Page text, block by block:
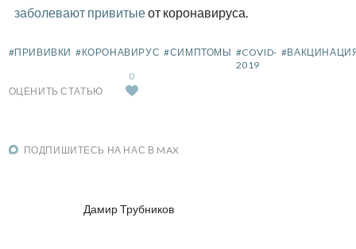
заболевают привитыеот коронавируса.
#ПРИВИВКИ #КОРОНАВИРУС #СИМПТОМЫ #COVID-
2019
ОЦЕНИТЬ СТАТЬЮ
0
ПОДПИШИТЕСЬ НА НАС В MAX
Дамир Трубников